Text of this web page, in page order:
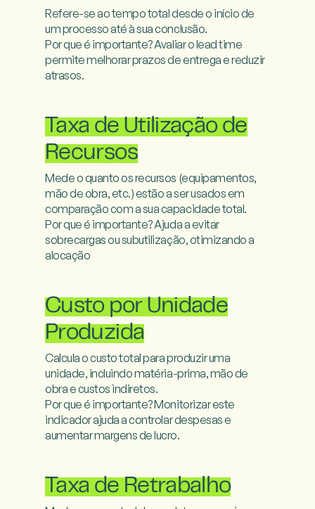
Refere-se ao tempo total desde o início de
um processo até à sua conclusão.
Por que é importante? Avaliar o lead time
permite melhorar prazos de entrega e reduzir
atrasos.
Taxa de Utilização de
Recursos
Mede o quanto os recursos (equipamentos,
mão de obra, etc.) estão a ser usados em
comparação com a sua capacidade total.
Por que é importante? Ajuda a evitar
sobrecargas ou subutilização, otimizando a
alocação
Custo por Unidade
Produzida
Calcula o custo total para produzir uma
unidade, incluindo matéria-prima, mão de
obra e custos indiretos.
Por que é importante? Monitorizar este
indicador ajuda a controlar despesas e
aumentar margens de lucro.
Taxa de Retrabalho